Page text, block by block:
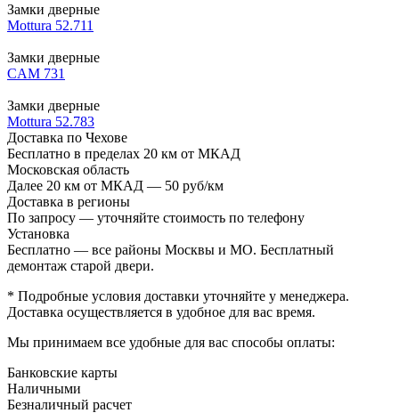
Замки дверные
Mottura 52.711
Замки дверные
CAM 731
Замки дверные
Mottura 52.783
Доставка по Чехове
Бесплатно в пределах 20 км от МКАД
Московская область
Далее 20 км от МКАД — 50 руб/км
Доставка в регионы
По запросу — уточняйте стоимость по телефону
Установка
Бесплатно — все районы Москвы и МО. Бесплатный
демонтаж старой двери.
* Подробные условия доставки уточняйте у менеджера.
Доставка осуществляется в удобное для вас время.
Мы принимаем все удобные для вас способы оплаты:
Банковские карты
Наличными
Безналичный расчет